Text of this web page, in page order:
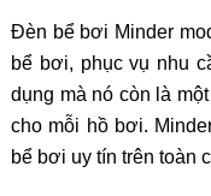
Đèn bể bơi Minder
bể bơi, phục vụ nhu
dụng mà nó còn là
cho mỗi hồ bơi.
bể bơi uy tín trên toàn